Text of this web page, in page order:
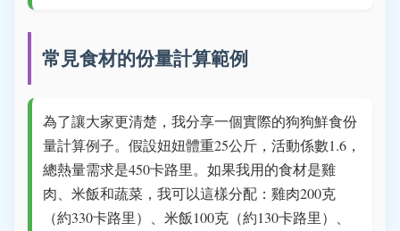
常見食材的份量計算範例
為了讓大家更清楚，我分享一個實際的狗狗鮮食份
量計算例子。假設妞妞體重25公斤，活動係數1.6，
總熱量需求是450卡路里。如果我用的食材是雞
肉、米飯和蔬菜，我可以這樣分配：雞肉200克
（約330卡路里）、米飯100克（約130卡路里）、